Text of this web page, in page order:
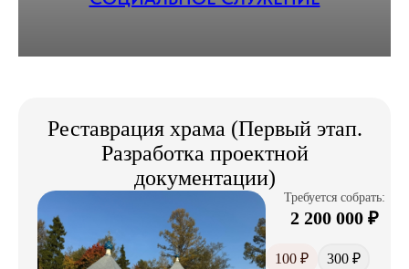
Реставрация храма (Первый этап.
Разработка проектной
документации)
Требуется собрать:
2 200 000 ₽
100 ₽
300 ₽